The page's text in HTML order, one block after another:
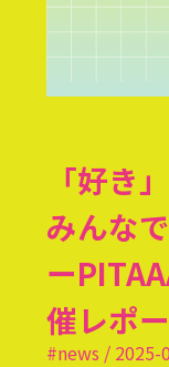
「好き
みんな
ー
催レポ
#news / 2025-